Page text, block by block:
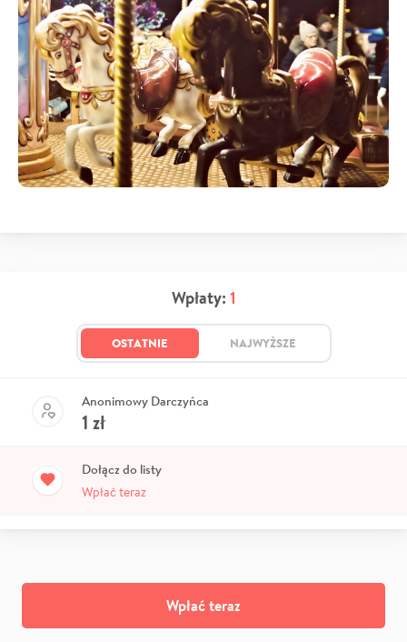
Wpłaty: 1
OSTATNIE NAJWYŻSZE
Anonimowy Darczyńca
1 zł
Dołącz do listy
Wpłać teraz
Wpłać teraz